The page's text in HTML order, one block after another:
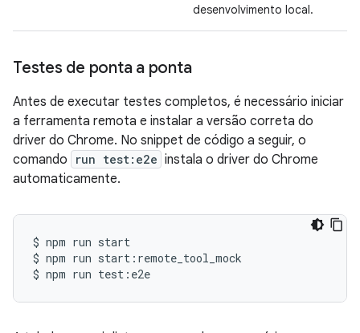
desenvolvimento local.
Testes de ponta a ponta
Antes de executar testes completos, é necessário iniciar
a ferramenta remota e instalar a versão correta do
driver do Chrome. No snippet de código a seguir, o
comando
run test:e2e instala o driver do Chrome
automaticamente.
$ npm run start
$ npm run start:remote_tool_mock
$ npm run